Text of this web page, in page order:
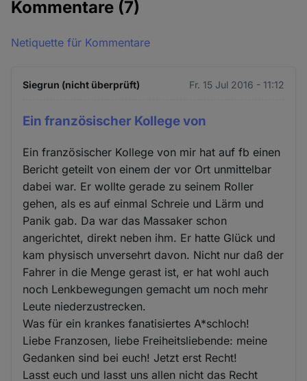
Kommentare (7)
Netiquette für Kommentare
Siegrun (nicht überprüft) Fr. 15 Jul 2016 - 11:12
Ein französischer Kollege von
Ein französischer Kollege von mir hat auf fb einen
Bericht geteilt von einem der vor Ort unmittelbar
dabei war. Er wollte gerade zu seinem Roller
gehen, als es auf einmal Schreie und Lärm und
Panik gab. Da war das Massaker schon
angerichtet, direkt neben ihm. Er hatte Glück und
kam physisch unversehrt davon. Nicht nur daß der
Fahrer in die Menge gerast ist, er hat wohl auch
noch Lenkbewegungen gemacht um noch mehr
Leute niederzustrecken.
Was für ein krankes fanatisiertes A*schloch!
Liebe Franzosen, liebe Freiheitsliebende: meine
Gedanken sind bei euch! Jetzt erst Recht!
Lasst euch und lasst uns allen nicht das Recht